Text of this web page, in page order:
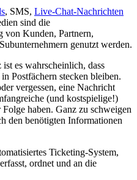
, SMS, Live-Chat-Nachrichten
sind die
von Kunden, Partnern,
genutzt werden.
es wahrscheinlich, dass
Postfächern stecken bleiben.
vergessen, eine Nachricht
(und kostspielige!)
haben. Ganz zu schweigen
den benötigten Informationen
Ticketing-System,
ordnet und an die